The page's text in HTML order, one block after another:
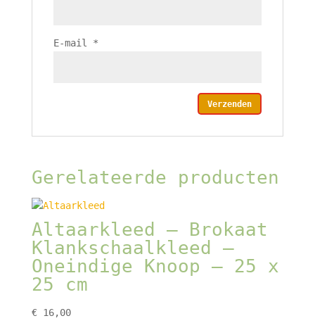
E-mail *
Gerelateerde producten
Altaarkleed – Brokaat
Klankschaalkleed –
Oneindige Knoop – 25 x
25 cm
€16,00